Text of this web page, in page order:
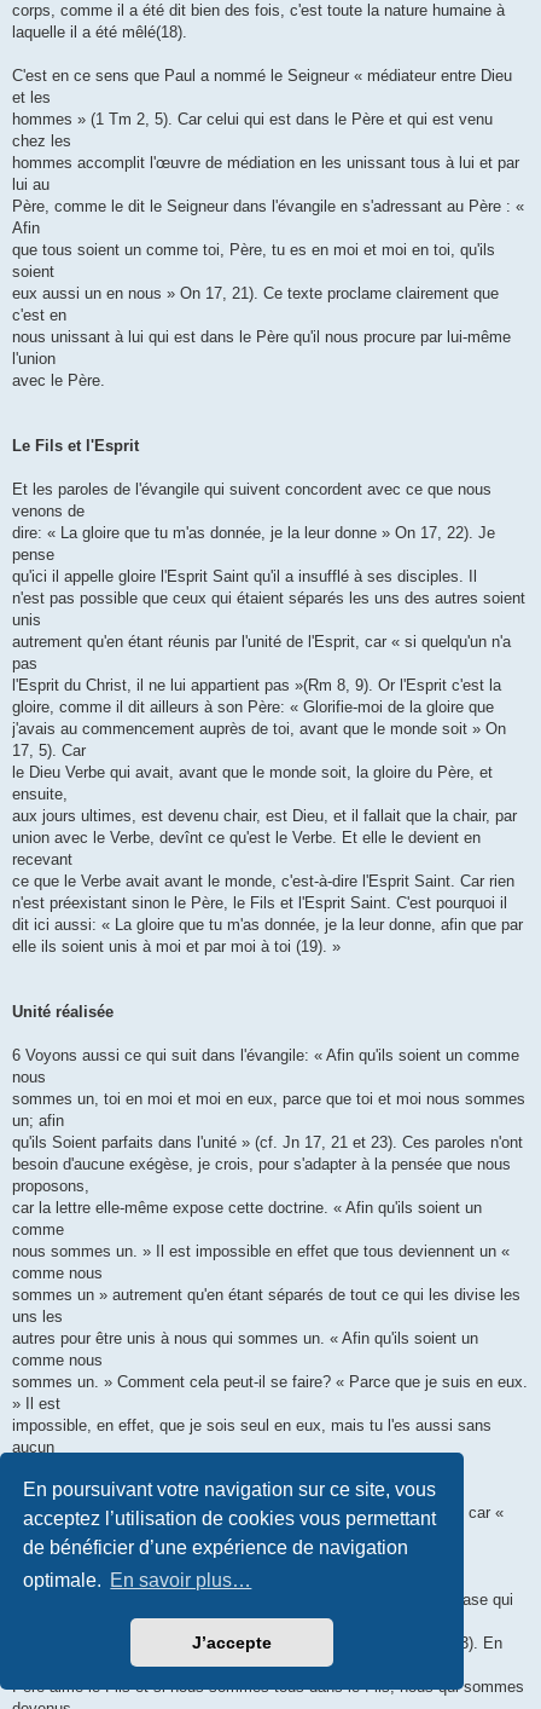
En poursuivant votre navigation sur ce site, vous
acceptez l’utilisation de cookies vous permettant
de bénéficier d’une expérience de navigation
optimale. En savoir plus…
J’accepte
corps, comme il a été dit bien des fois, c'est toute la nature humaine à
laquelle il a été mêlé(18).
C'est en ce sens que Paul a nommé le Seigneur « médiateur entre Dieu
et les
hommes » (1 Tm 2, 5). Car celui qui est dans le Père et qui est venu
chez les
hommes accomplit l'œuvre de médiation en les unissant tous à lui et par
lui au
Père, comme le dit le Seigneur dans l'évangile en s'adressant au Père : «
Afin
que tous soient un comme toi, Père, tu es en moi et moi en toi, qu'ils
soient
eux aussi un en nous » On 17, 21). Ce texte proclame clairement que
c'est en
nous unissant à lui qui est dans le Père qu'il nous procure par lui-même
l'union
avec le Père.
Le Fils et l'Esprit
Et les paroles de l'évangile qui suivent concordent avec ce que nous
venons de
dire: « La gloire que tu m'as donnée, je la leur donne » On 17, 22). Je
pense
qu'ici il appelle gloire l'Esprit Saint qu'il a insufflé à ses disciples. Il
n'est pas possible que ceux qui étaient séparés les uns des autres soient
unis
autrement qu'en étant réunis par l'unité de l'Esprit, car « si quelqu'un n'a
pas
l'Esprit du Christ, il ne lui appartient pas »(Rm 8, 9). Or l'Esprit c'est la
gloire, comme il dit ailleurs à son Père: « Glorifie-moi de la gloire que
j'avais au commencement auprès de toi, avant que le monde soit » On
17, 5). Car
le Dieu Verbe qui avait, avant que le monde soit, la gloire du Père, et
ensuite,
aux jours ultimes, est devenu chair, est Dieu, et il fallait que la chair, par
union avec le Verbe, devînt ce qu'est le Verbe. Et elle le devient en
recevant
ce que le Verbe avait avant le monde, c'est-à-dire l'Esprit Saint. Car rien
n'est préexistant sinon le Père, le Fils et l'Esprit Saint. C'est pourquoi il
dit ici aussi: « La gloire que tu m'as donnée, je la leur donne, afin que par
elle ils soient unis à moi et par moi à toi (19). »
Unité réalisée
6 Voyons aussi ce qui suit dans l'évangile: « Afin qu'ils soient un comme
nous
sommes un, toi en moi et moi en eux, parce que toi et moi nous sommes
un; afin
qu'ils Soient parfaits dans l'unité » (cf. Jn 17, 21 et 23). Ces paroles n'ont
besoin d'aucune exégèse, je crois, pour s'adapter à la pensée que nous
proposons,
car la lettre elle-même expose cette doctrine. « Afin qu'ils soient un
comme
nous sommes un. » Il est impossible en effet que tous deviennent un «
comme nous
sommes un » autrement qu'en étant séparés de tout ce qui les divise les
uns les
autres pour être unis à nous qui sommes un. « Afin qu'ils soient un
comme nous
sommes un. » Comment cela peut-il se faire? « Parce que je suis en eux.
» Il est
impossible, en effet, que je sois seul en eux, mais tu l'es aussi sans
aucun
deviendront «
parfaits dans l'unité », eux qui atteignent leur perfection en nous, car «
sommes l'unité ».
Il signifie d'une manière plus claire une pareille grâce dans la phrase qui
par ces mots: « Tu les as aimés comme tu m'as aimé » jn 17, 23). En
Père aime le Fils et si nous sommes tous dans le Fils, nous qui sommes